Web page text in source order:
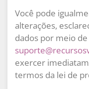
Você pode
alterações,
dados por meio de
exercer
termos da lei de